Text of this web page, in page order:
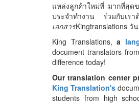
แหล่งลูกค้าใหม่ที่ มากที่สุด
ประจำทำงาน ร่วมกับเ
เอกสารKingtranslations วั
King Translations, a
document translators
difference today!
Our translation center
King Translation's
students from high